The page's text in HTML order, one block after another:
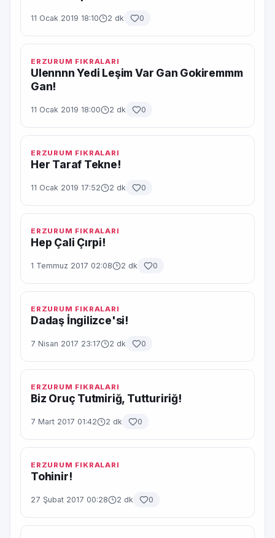
11 Ocak 2019 18:10 2 dk 0
ERZURUM FIKRALARI
Ulennnn Yedi Leşim Var Gan Gokiremmm
Gan!
11 Ocak 2019 18:00 2 dk 0
ERZURUM FIKRALARI
Her Taraf Tekne!
11 Ocak 2019 17:52 2 dk 0
ERZURUM FIKRALARI
Hep Çali Çırpi!
1 Temmuz 2017 02:08 2 dk 0
ERZURUM FIKRALARI
Dadaş İngilizce'si!
7 Nisan 2017 23:17 2 dk 0
ERZURUM FIKRALARI
Biz Oruç Tutmiriğ, Tuttuririğ!
7 Mart 2017 01:42 2 dk 0
ERZURUM FIKRALARI
Tohinir!
27 Şubat 2017 00:28 2 dk 0